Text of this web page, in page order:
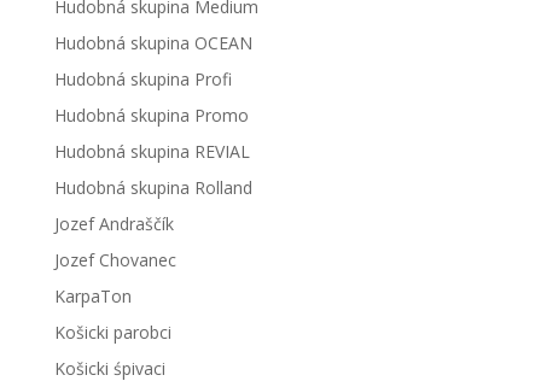
Hudobná skupina Medium
Hudobná skupina OCEAN
Hudobná skupina Profi
Hudobná skupina Promo
Hudobná skupina REVIAL
Hudobná skupina Rolland
Jozef Andraščík
Jozef Chovanec
KarpaTon
Košicki parobci
Košicki śpivaci